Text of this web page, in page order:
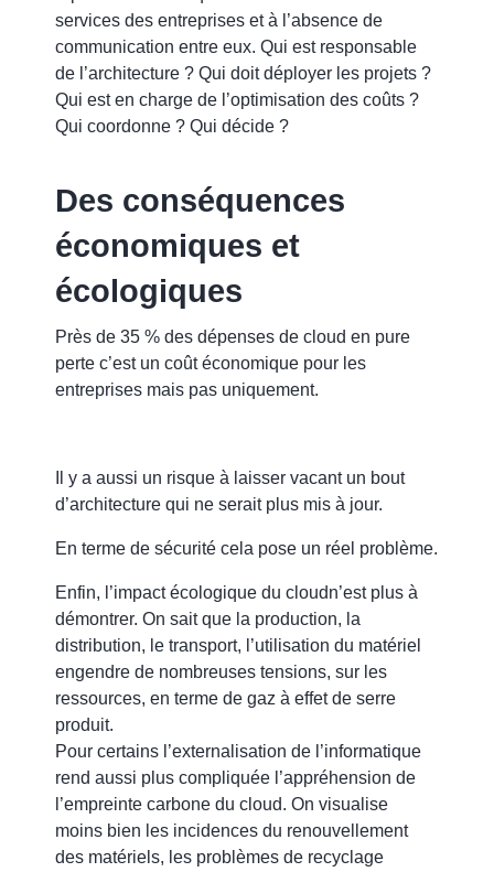
services des entreprises et à l’absence de
communication entre eux. Qui est responsable
de l’architecture ? Qui doit déployer les projets ?
Qui est en charge de l’optimisation des coûts ?
Qui coordonne ? Qui décide ?
Des conséquences
économiques et
écologiques
Près de 35 % des dépenses de cloud en pure
perte c’est un coût économique pour les
entreprises mais pas uniquement.
Il y a aussi un risque à laisser vacant un bout
d’architecture qui ne serait plus mis à jour.
En terme de sécurité cela pose un réel problème.
Enfin, l’impact écologique du cloudn’est plus à
démontrer. On sait que la production, la
distribution, le transport, l’utilisation du matériel
engendre de nombreuses tensions, sur les
ressources, en terme de gaz à effet de serre
produit.
Pour certains l’externalisation de l’informatique
rend aussi plus compliquée l’appréhension de
l’empreinte carbone du cloud. On visualise
moins bien les incidences du renouvellement
des matériels, les problèmes de recyclage